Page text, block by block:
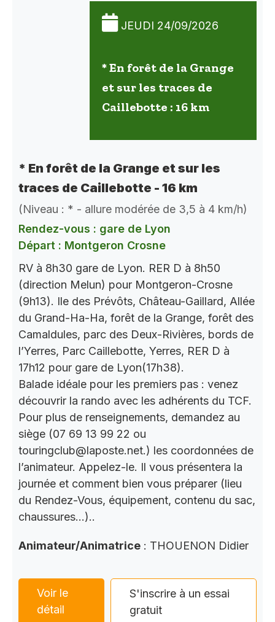
JEUDI 24/09/2026
* En forêt de la Grange
et sur les traces de
Caillebotte : 16 km
* En forêt de la Grange et sur les
traces de Caillebotte - 16 km
(Niveau : * - allure modérée de 3,5 à 4 km/h)
Rendez-vous : gare de Lyon
Départ : Montgeron Crosne
RV à 8h30 gare de Lyon. RER D à 8h50
(direction Melun) pour Montgeron-Crosne
(9h13). Ile des Prévôts, Château-Gaillard, Allée
du Grand-Ha-Ha, forêt de la Grange, forêt des
Camaldules, parc des Deux-Rivières, bords de
l’Yerres, Parc Caillebotte, Yerres, RER D à
17h12 pour gare de Lyon(17h38).
Balade idéale pour les premiers pas : venez
découvrir la rando avec les adhérents du TCF.
Pour plus de renseignements, demandez au
siège (07 69 13 99 22 ou
touringclub@laposte.net.) les coordonnées de
l’animateur. Appelez-le. Il vous présentera la
journée et comment bien vous préparer (lieu
du Rendez-Vous, équipement, contenu du sac,
chaussures…)..
Animateur/Animatrice : THOUENON Didier
Voir le
détail
S'inscrire à un essai
gratuit